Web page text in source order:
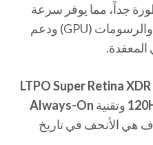
جداً، مما يوفر سرعة
مذهلة في معالجة البيانات والرسومات (GPU) ودعم
المعقدة.
LTPO Super Retina XDR
وتقنية Always-On
هي الأنحف في تاريخ